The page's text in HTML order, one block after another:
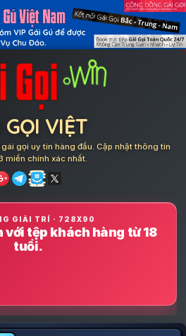
GỌI VIỆT
gọi uy tín hàng đầu. Cập nhật thông tin
miền chính xác nhất.
GIẢI TRÍ · 728X90
với tệp khách hàng từ 18
tuổi.